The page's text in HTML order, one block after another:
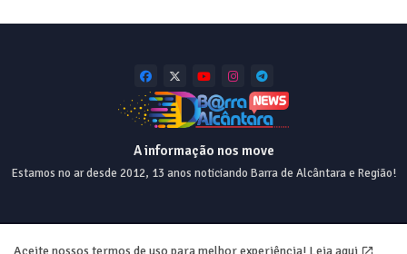
A informação nos move
Estamos no ar desde 2012, 13 anos noticiando Barra de Alcântara e Região!
Home About Contact us Privacy Policy
Aceite nossos termos de uso para melhor experiência! Leia aqui